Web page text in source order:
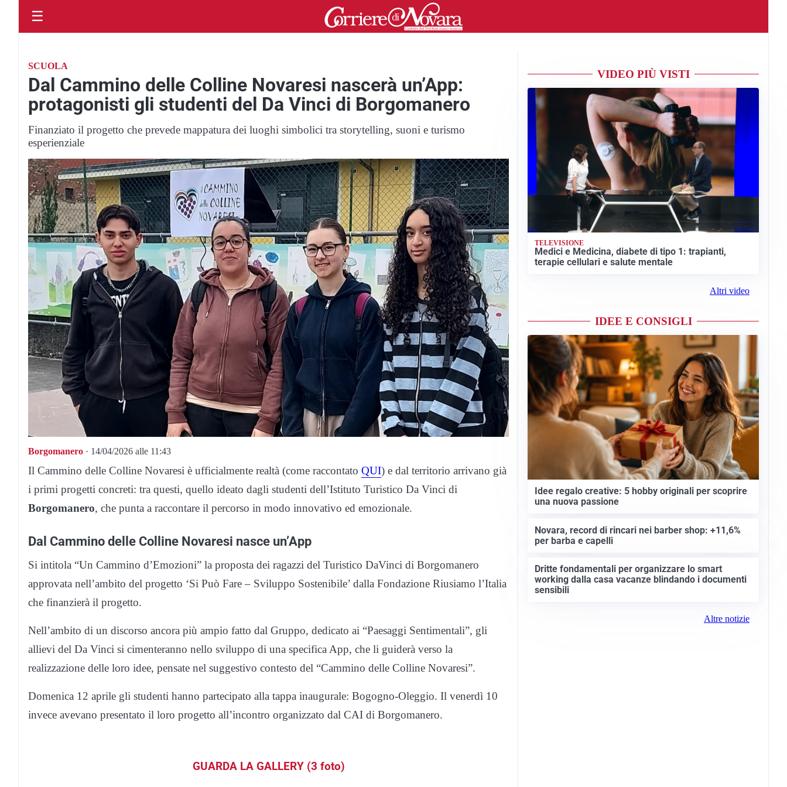
☰
SCUOLA
Dal Cammino delle Colline Novaresi nascerà un’App:
protagonisti gli studenti del Da Vinci di Borgomanero
Finanziato il progetto che prevede mappatura dei luoghi simbolici tra storytelling, suoni e turismo
esperienziale
Borgomanero · 14/04/2026 alle 11:43
Il Cammino delle Colline Novaresi è ufficialmente realtà (come raccontato QUI) e dal territorio arrivano già
i primi progetti concreti: tra questi, quello ideato dagli studenti dell’Istituto Turistico Da Vinci di
Borgomanero, che punta a raccontare il percorso in modo innovativo ed emozionale.
Dal Cammino delle Colline Novaresi nasce un’App
Si intitola “Un Cammino d’Emozioni” la proposta dei ragazzi del Turistico DaVinci di Borgomanero
approvata nell’ambito del progetto ‘Si Può Fare – Sviluppo Sostenibile’ dalla Fondazione Riusiamo l’Italia
che finanzierà il progetto.
Nell’ambito di un discorso ancora più ampio fatto dal Gruppo, dedicato ai “Paesaggi Sentimentali”, gli
allievi del Da Vinci si cimenteranno nello sviluppo di una specifica App, che li guiderà verso la
realizzazione delle loro idee, pensate nel suggestivo contesto del “Cammino delle Colline Novaresi”.
Domenica 12 aprile gli studenti hanno partecipato alla tappa inaugurale: Bogogno-Oleggio. Il venerdì 10
invece avevano presentato il loro progetto all’incontro organizzato dal CAI di Borgomanero.
GUARDA LA GALLERY (3 foto)
VIDEO PIÙ VISTI
TELEVISIONE
Medici e Medicina, diabete di tipo 1: trapianti,
terapie cellulari e salute mentale
Altri video
IDEE E CONSIGLI
Idee regalo creative: 5 hobby originali per scoprire
una nuova passione
Novara, record di rincari nei barber shop: +11,6%
per barba e capelli
Dritte fondamentali per organizzare lo smart
working dalla casa vacanze blindando i documenti
sensibili
Altre notizie